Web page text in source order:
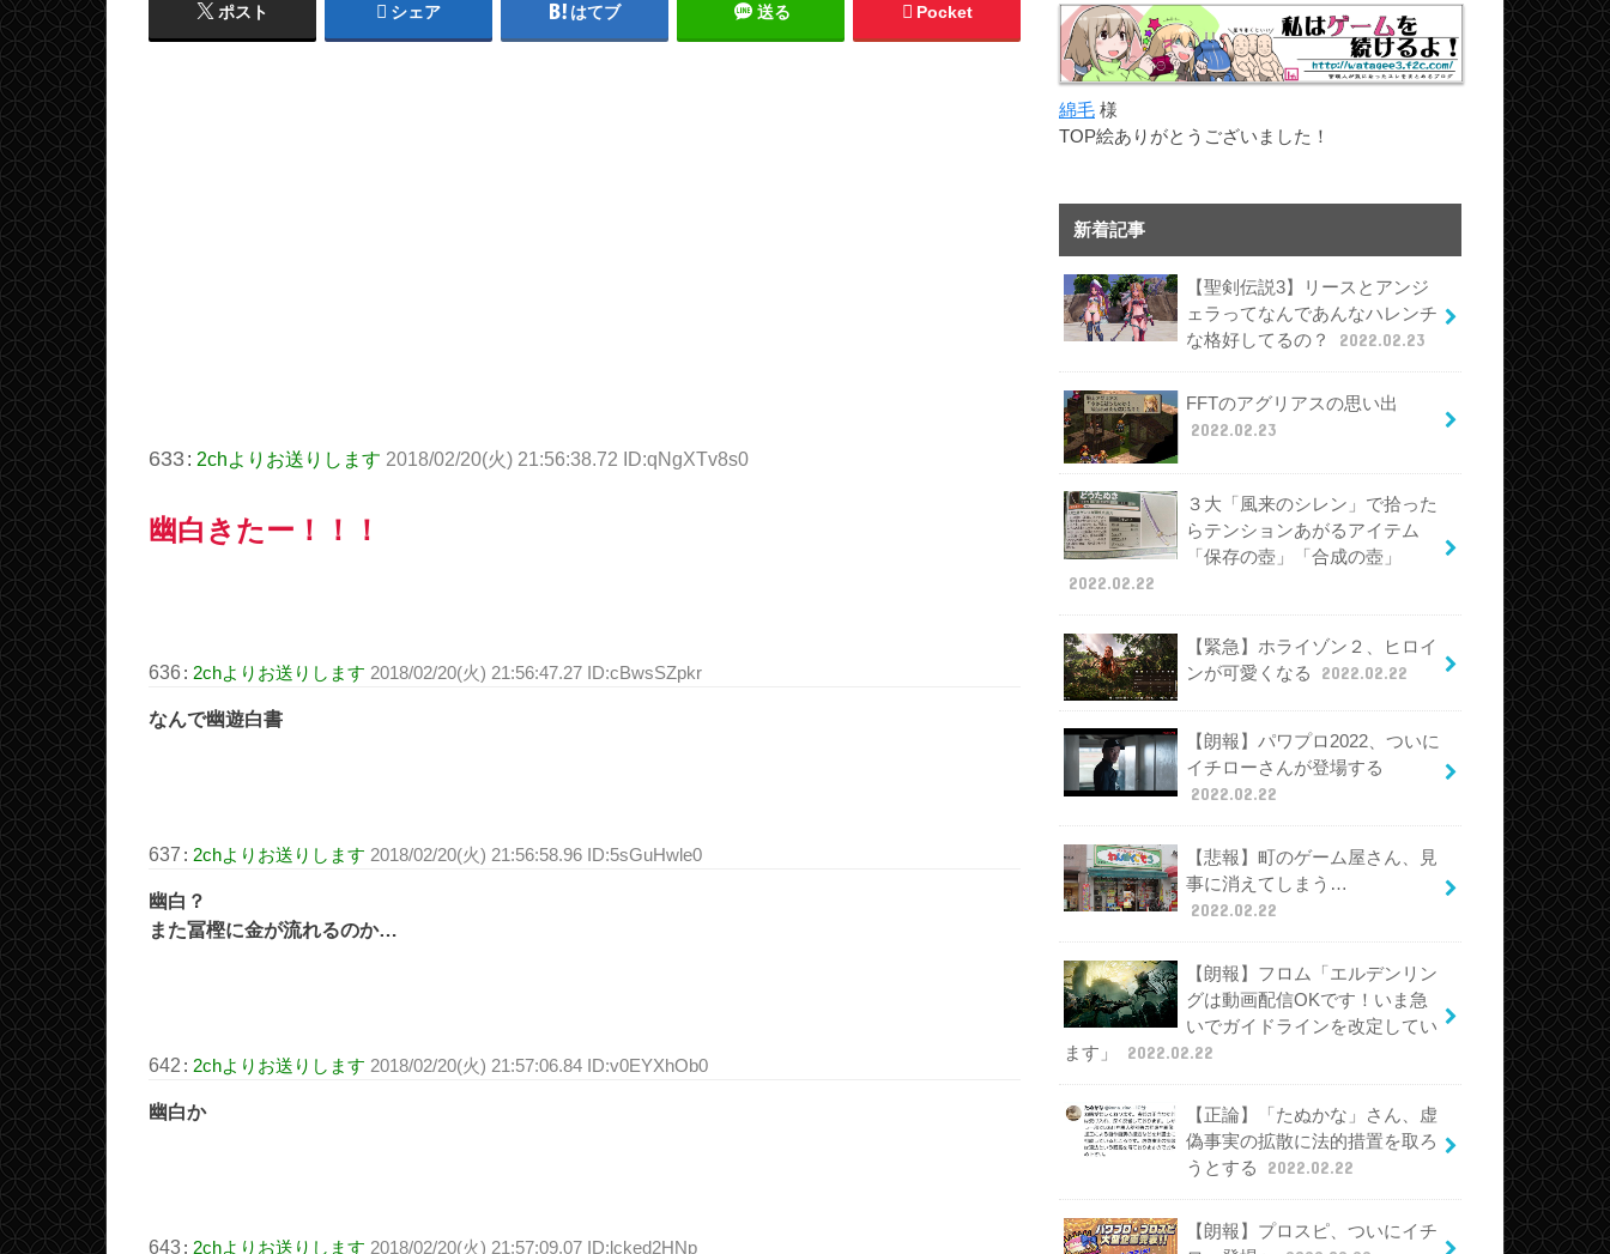
ポスト シェア はてブ 送る Pocket
633: 2chよりお送りします 2018/02/20(火) 21:56:38.72 ID:qNgXTv8s0
幽白きたー！！！
636 : 2chよりお送りします 2018/02/20(火) 21:56:47.27 ID:cBwsSZpkr
なんで幽遊白書
637 : 2chよりお送りします 2018/02/20(火) 21:56:58.96 ID:5sGuHwle0
幽白？
また冨樫に金が流れるのか…
642 : 2chよりお送りします 2018/02/20(火) 21:57:06.84 ID:v0EYXhOb0
幽白か
643: 2chよりお送りします 2018/02/20(火) 21:57:09.07 ID:lcked2HNp
綿毛 様
TOP絵ありがとうございました！
新着記事
【聖剣伝説3】リースとアンジ
ェラってなんであんなハレンチ
な格好してるの？
2022.02.23
FFTのアグリアスの思い出
2022.02.23
３大「風来のシレン」で拾った
らテンションあがるアイテム
「保存の壺」「合成の壺」
2022.02.22
【緊急】ホライゾン２、ヒロイ
ンが可愛くなる
2022.02.22
【朗報】パワプロ2022、ついに
イチローさんが登場する
2022.02.22
【悲報】町のゲーム屋さん、見
事に消えてしまう…
2022.02.22
【朗報】フロム「エルデンリン
グは動画配信OKです！いま急
いでガイドラインを改定してい
ます」
2022.02.22
【正論】「たぬかな」さん、虚
偽事実の拡散に法的措置を取ろ
うとする
2022.02.22
【朗報】プロスピ、ついにイチ